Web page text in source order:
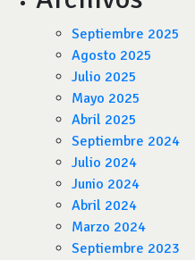
Septiembre 2025
Agosto 2025
Julio 2025
Mayo 2025
Abril 2025
Septiembre 2024
Julio 2024
Junio 2024
Abril 2024
Marzo 2024
Septiembre 2023